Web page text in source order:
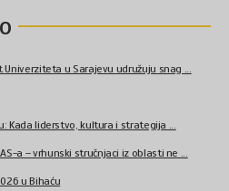
u Sarajevu udružuju snag ...
Kada liderstvo, kultura i strategija ...
a – vrhunski stručnjaci iz oblasti ne ...
u Bihaću